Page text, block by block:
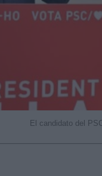
El candidato del